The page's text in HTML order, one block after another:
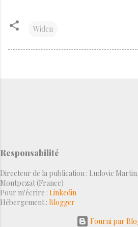
Widen
Responsabilité
Directeur de la publication : Ludovic
Montpezat (France)
Pour m'écrire : Linkedin
Hébergement : Blogger
Fourni par